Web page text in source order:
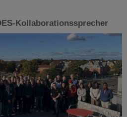
Kollaborationssprecher